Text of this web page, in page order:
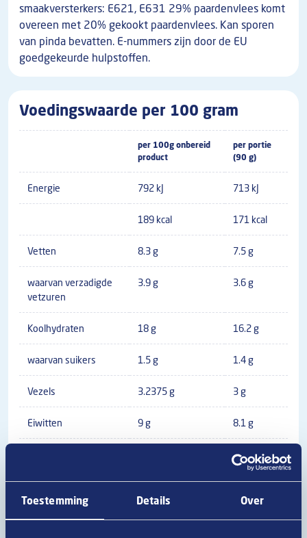
Toestemming Details Over
smaakversterkers: E621, E631 29% paardenvlees komt
overeen met 20% gekookt paardenvlees. Kan sporen
van pinda bevatten. E-nummers zijn door de EU
goedgekeurde hulpstoffen.
Voedingswaarde per 100 gram
per 100g onbereid
product
per portie
(90 g)
Energie 792 kJ 713 kJ
189 kcal 171 kcal
Vetten 8.3 g 7.5 g
waarvan verzadigde
vetzuren
3.9 g 3.6 g
Koolhydraten 18 g 16.2 g
waarvan suikers 1.5 g 1.4 g
Vezels 3.2375 g 3 g
Eiwitten 9 g 8.1 g
1 g